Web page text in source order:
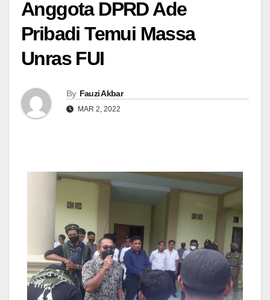
Anggota DPRD Ade
Pribadi Temui Massa
Unras FUI
By Fauzi Akbar
MAR 2, 2022